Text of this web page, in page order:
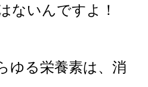
ないんですよ！
ゆる栄養素は、消